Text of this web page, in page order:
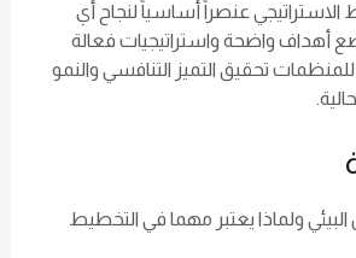
الاستراتيجي عنصراً أساسياً لنجاح أي
أهداف واضحة واستراتيجيات فعالة
تحقيق التميز التنافسي والنمو
البيئي ولماذا يعتبر مهما في التخطيط